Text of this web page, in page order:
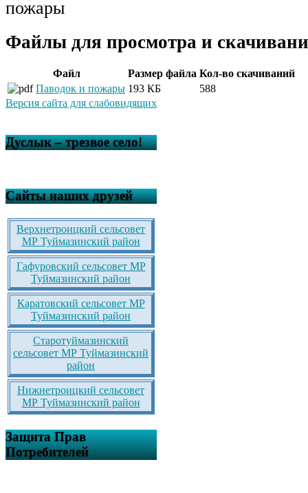
Файлы для просмотра и
Файл Размер файла Кол-во скачиваний
Паводок и пожары 193 КБ
588
Версия сайта для слабовидящих
Дуслык – трезвое село!
Сайты наших друзей
Верхнетроицкий сельсовет
МР Туймазинский район
Гафуровский сельсовет МР
Туймазинский район
Каратовский сельсовет МР
Туймазинский район
Старотуймазинский
сельсовет МР Туймазинский
район
Нижнетроицкий сельсовет
МР Туймазинский район
Защита Прав
Потребителей